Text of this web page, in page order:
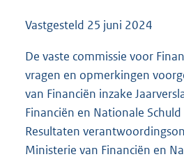
Vastgesteld 25 juni 2024
De vaste commissie voor
vragen en opmerkingen
van Financiën inzake
Financiën en Nationale
Resultaten
Ministerie van Financiën en